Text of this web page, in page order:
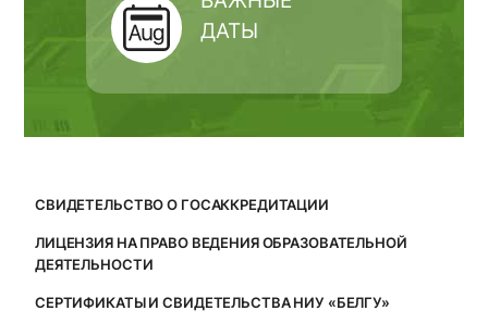
ДАТЫ
СВИДЕТЕЛЬСТВО О ГОСАККРЕДИТАЦИИ
ЛИЦЕНЗИЯ НА ПРАВО ВЕДЕНИЯ ОБРАЗОВАТЕЛЬНОЙ
ДЕЯТЕЛЬНОСТИ
СЕРТИФИКАТЫ И СВИДЕТЕЛЬСТВА НИУ «БЕЛГУ»